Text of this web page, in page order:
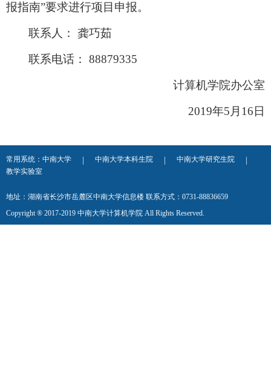
报指南”要求进行项目申报。
联系人： 龚巧茹
联系电话： 88879335
计算机学院办公室
2019年5月16日
常用系统： 中南大学 中南大学本科生院 中南大学研究生院
教学实验室
地址：湖南省长沙市岳麓区中南大学信息楼 联系方式：0731-88836659
Copyright ® 2017-2019 中南大学计算机学院 All Rights Reserved.